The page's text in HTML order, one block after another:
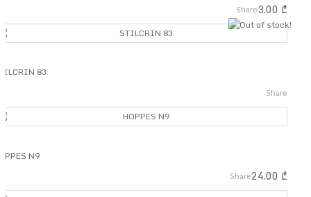
3.00 ₾
Share
83
Share
N9
24.00 ₾
Share